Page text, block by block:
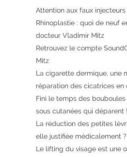
Attention aux faux injecteurs
Rhinoplastie : quoi de neuf
docteur Vladimir Mitz
Retrouvez le compte
Mitz
La cigarette dermique, une
réparation des cicatrices en
Fini le temps des
sous cutanées qui déparent !
La réduction des petites
elle justifiée médicalement ?
Le lifting du visage est une